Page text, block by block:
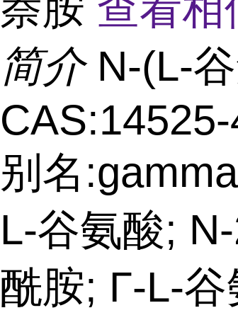
简介 N-(L-
别名
L-谷氨酸;
酰胺; Γ-L-